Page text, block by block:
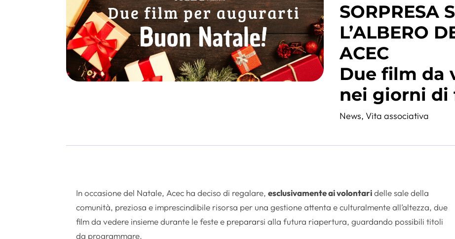
SORPRESA
L’ALBERO
ACEC
Due film da
nei giorni di
News,Vita associativa
In occasione del Natale, Acec ha deciso di regalare,esclusivamente ai volontaridelle sale della
comunità, preziosa e imprescindibile risorsa per una gestione attenta e culturalmente all’altezza, due
film da vedere insieme durante le feste e prepararsi alla futura riapertura, guardando possibili titoli
da programmare.